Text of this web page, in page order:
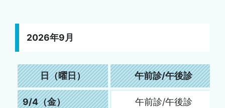
2026年9月
日（曜日） 午前診/午後診
9/4（金） 午前診/午後診